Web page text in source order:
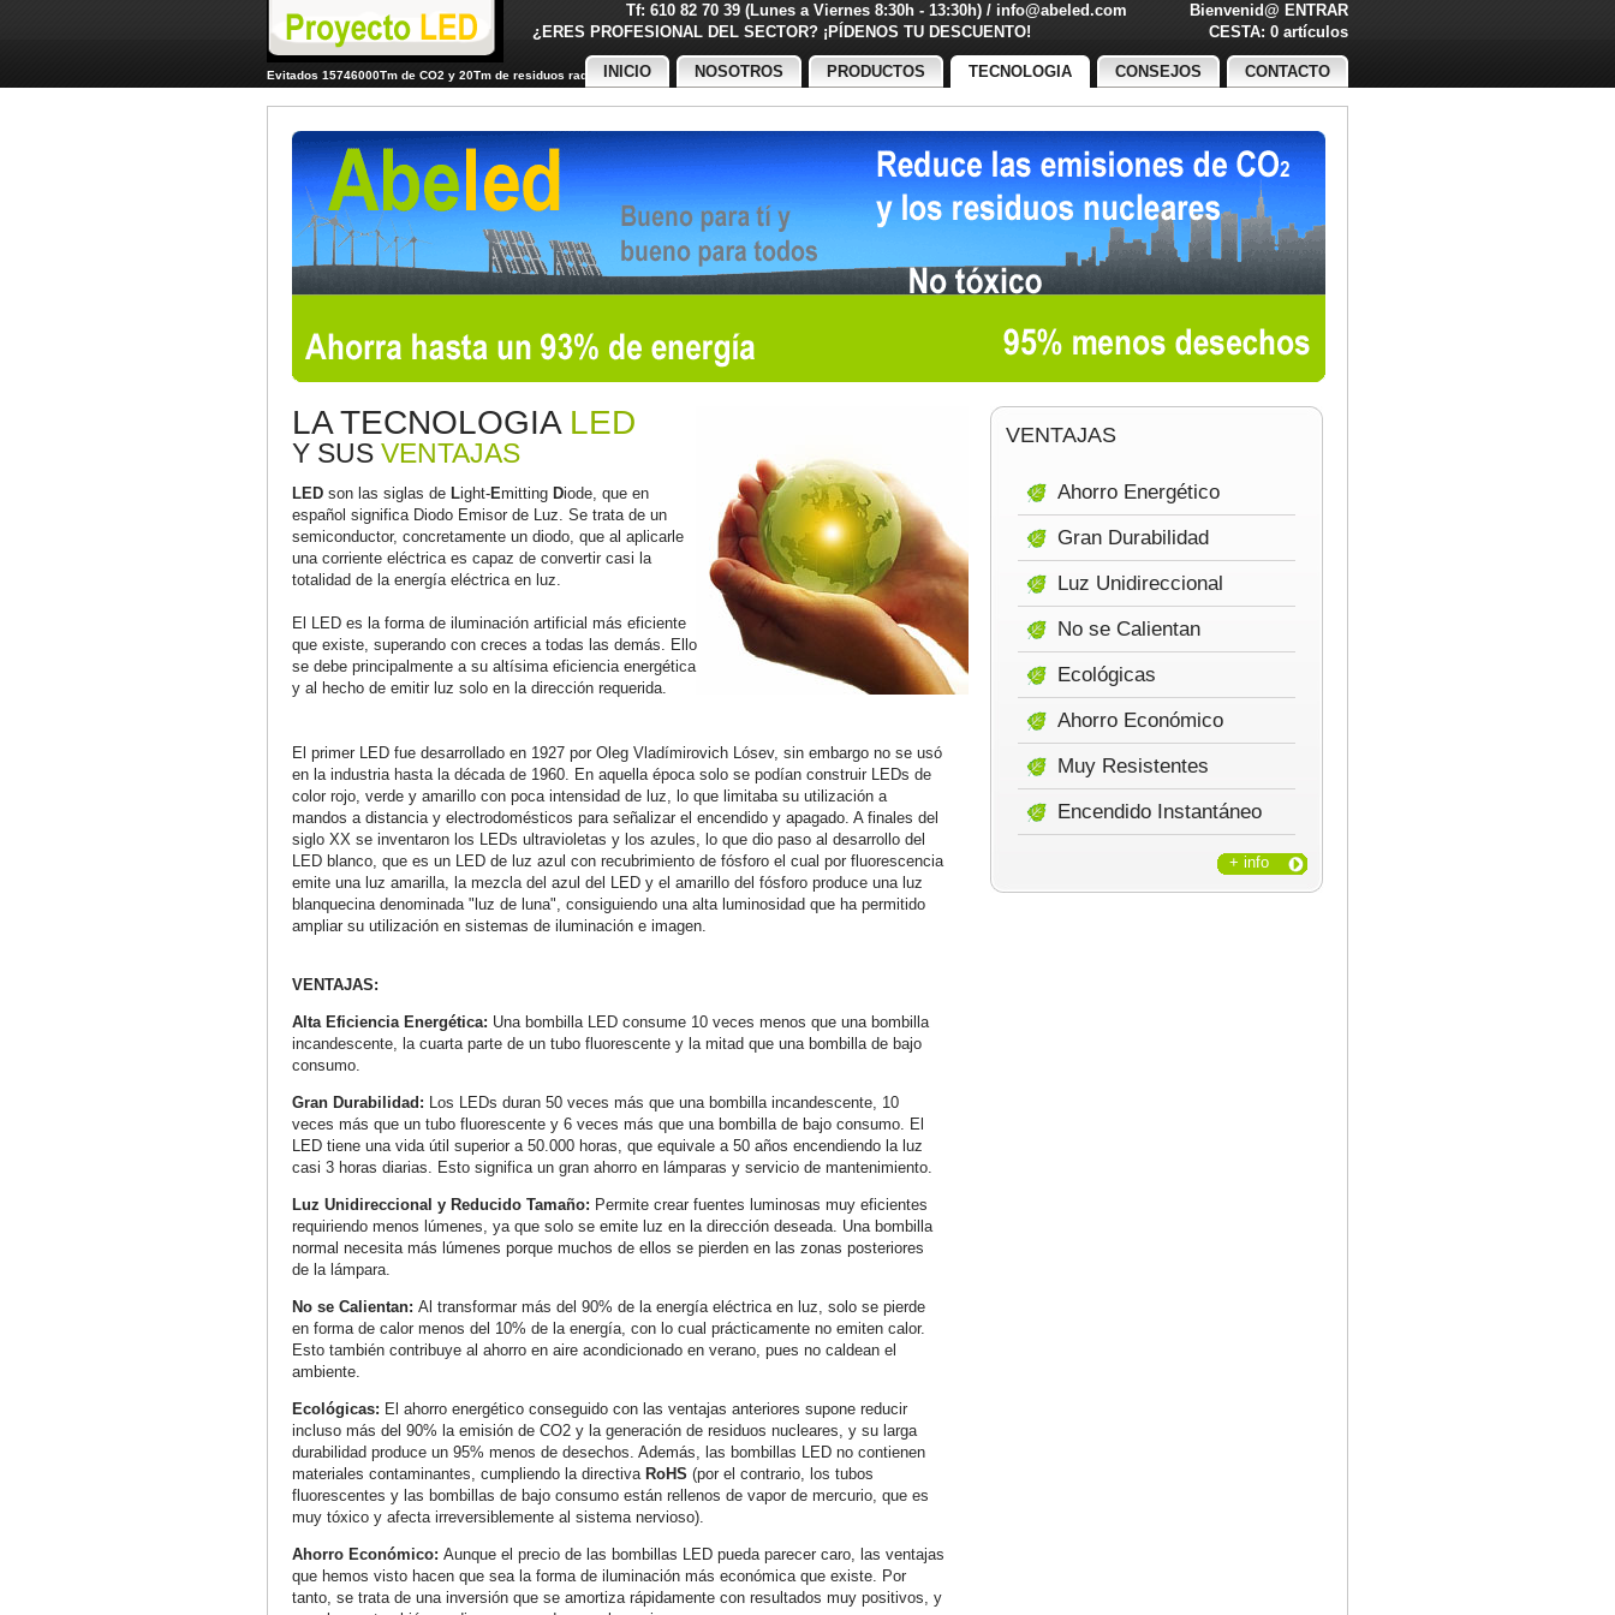
Tf: 610 82 70 39 (Lunes a Viernes 8:30h - 13:30h) / info@abeled.com Bienvenid@ ENTRAR
¿ERES PROFESIONAL DEL SECTOR? ¡PÍDENOS TU DESCUENTO!
CESTA: 0 artículos
Evitados 15746000Tm de CO2 y 20Tm de residuos radiactivos
INICIO NOSOTROS PRODUCTOS TECNOLOGIA CONSEJOS CONTACTO
VENTAJAS
Ahorro Energético
Gran Durabilidad
Luz Unidireccional
No se Calientan
Ecológicas
Ahorro Económico
Muy Resistentes
Encendido Instantáneo
+ info
LA TECNOLOGIA LED
Y SUS VENTAJAS
LED son las siglas de Light-Emitting Diode, que en
español significa Diodo Emisor de Luz. Se trata de un
semiconductor, concretamente un diodo, que al aplicarle
una corriente eléctrica es capaz de convertir casi la
totalidad de la energía eléctrica en luz.
El LED es la forma de iluminación artificial más eficiente
que existe, superando con creces a todas las demás. Ello
se debe principalmente a su altísima eficiencia energética
y al hecho de emitir luz solo en la dirección requerida.
El primer LED fue desarrollado en 1927 por Oleg Vladímirovich Lósev, sin embargo no se usó
en la industria hasta la década de 1960. En aquella época solo se podían construir LEDs de
color rojo, verde y amarillo con poca intensidad de luz, lo que limitaba su utilización a
mandos a distancia y electrodomésticos para señalizar el encendido y apagado. A finales del
siglo XX se inventaron los LEDs ultravioletas y los azules, lo que dio paso al desarrollo del
LED blanco, que es un LED de luz azul con recubrimiento de fósforo el cual por fluorescencia
emite una luz amarilla, la mezcla del azul del LED y el amarillo del fósforo produce una luz
blanquecina denominada "luz de luna", consiguiendo una alta luminosidad que ha permitido
ampliar su utilización en sistemas de iluminación e imagen.
VENTAJAS:
Alta Eficiencia Energética: Una bombilla LED consume 10 veces menos que una bombilla
incandescente, la cuarta parte de un tubo fluorescente y la mitad que una bombilla de bajo
consumo.
Gran Durabilidad: Los LEDs duran 50 veces más que una bombilla incandescente, 10
veces más que un tubo fluorescente y 6 veces más que una bombilla de bajo consumo. El
LED tiene una vida útil superior a 50.000 horas, que equivale a 50 años encendiendo la luz
casi 3 horas diarias. Esto significa un gran ahorro en lámparas y servicio de mantenimiento.
Luz Unidireccional y Reducido Tamaño: Permite crear fuentes luminosas muy eficientes
requiriendo menos lúmenes, ya que solo se emite luz en la dirección deseada. Una bombilla
normal necesita más lúmenes porque muchos de ellos se pierden en las zonas posteriores
de la lámpara.
No se Calientan: Al transformar más del 90% de la energía eléctrica en luz, solo se pierde
en forma de calor menos del 10% de la energía, con lo cual prácticamente no emiten calor.
Esto también contribuye al ahorro en aire acondicionado en verano, pues no caldean el
ambiente.
Ecológicas: El ahorro energético conseguido con las ventajas anteriores supone reducir
incluso más del 90% la emisión de CO2 y la generación de residuos nucleares, y su larga
durabilidad produce un 95% menos de desechos. Además, las bombillas LED no contienen
materiales contaminantes, cumpliendo la directiva RoHS (por el contrario, los tubos
fluorescentes y las bombillas de bajo consumo están rellenos de vapor de mercurio, que es
muy tóxico y afecta irreversiblemente al sistema nervioso).
Ahorro Económico: Aunque el precio de las bombillas LED pueda parecer caro, las ventajas
que hemos visto hacen que sea la forma de iluminación más económica que existe. Por
tanto, se trata de una inversión que se amortiza rápidamente con resultados muy positivos, y